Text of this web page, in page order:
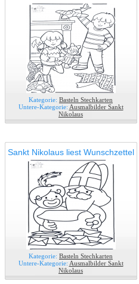
Kategorie: Basteln Stechkarten
Untere-Kategorie: Ausmalbilder Sankt
Nikolaus
Sankt Nikolaus liest Wunschzettel
Kategorie: Basteln Stechkarten
Untere-Kategorie: Ausmalbilder Sankt
Nikolaus